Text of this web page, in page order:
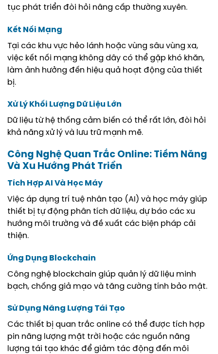
tục phát triển đòi hỏi nâng cấp thường xuyên.
Kết Nối Mạng
Tại các khu vực hẻo lánh hoặc vùng sâu vùng xa,
việc kết nối mạng không dây có thể gặp khó khăn,
làm ảnh hưởng đến hiệu quả hoạt động của thiết
bị.
Xử Lý Khối Lượng Dữ Liệu Lớn
Dữ liệu từ hệ thống cảm biến có thể rất lớn, đòi hỏi
khả năng xử lý và lưu trữ mạnh mẽ.
Công Nghệ Quan Trắc Online: Tiềm Năng
Và Xu Hướng Phát Triển
Tích Hợp AI Và Học Máy
Việc áp dụng trí tuệ nhân tạo (AI) và học máy giúp
thiết bị tự động phân tích dữ liệu, dự báo các xu
hướng môi trường và đề xuất các biện pháp cải
thiện.
Ứng Dụng Blockchain
Công nghệ blockchain giúp quản lý dữ liệu minh
bạch, chống giả mạo và tăng cường tính bảo mật.
Sử Dụng Năng Lượng Tái Tạo
Các thiết bị quan trắc online có thể được tích hợp
pin năng lượng mặt trời hoặc các nguồn năng
lượng tái tạo khác để giảm tác động đến môi